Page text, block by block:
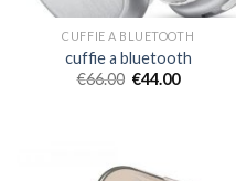
CUFFIE A BLUETOOTH
cuffie a bluetooth
€66.00 €44.00